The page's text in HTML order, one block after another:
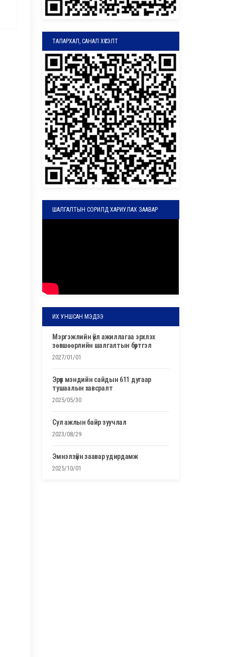
ТАЛАРХАЛ, САНАЛ ХҮСЭЛТ
ШАЛГАЛТЫН СОРИЛД ХАРИУЛАХ ЗААВАР
ИХ УНШСАН МЭДЭЭ
мэргэжлийн үйл ажиллагаа эрхлэх
зөвшөөрлийн шалгалтын бүртгэл
2027/01/01
эрүүл мэндийн сайдын 611 дугаар
тушаалын хавсралт
2025/05/30
сул ажлын байр зуучлал
2023/08/29
эмнэлзүйн заавар удирдамж
2025/10/01